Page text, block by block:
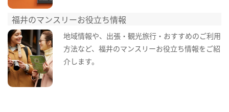
福井のマンスリーお役立ち情報
地域情報や、出張・観光旅行・おすすめのご利用
方法など、福井のマンスリーお役立ち情報をご紹
介します。